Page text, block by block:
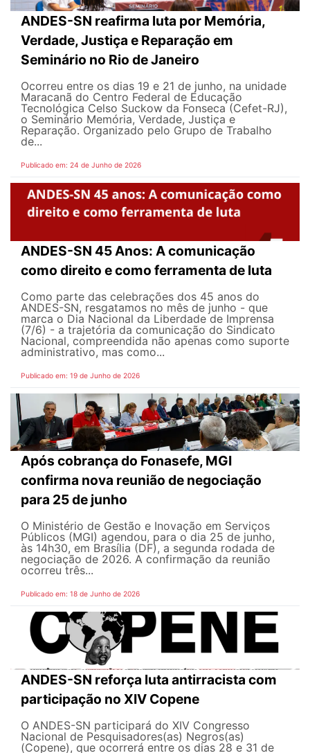
ANDES-SN reafirma luta por Memória,
Verdade, Justiça e Reparação em
Seminário no Rio de Janeiro
Ocorreu entre os dias 19 e 21 de junho, na unidade
Maracanã do Centro Federal de Educação
Tecnológica Celso Suckow da Fonseca (Cefet-RJ),
o Seminário Memória, Verdade, Justiça e
Reparação. Organizado pelo Grupo de Trabalho
de...
Publicado em: 24 de Junho de 2026
ANDES-SN 45 Anos: A comunicação
como direito e como ferramenta de luta
Como parte das celebrações dos 45 anos do
ANDES-SN, resgatamos no mês de junho - que
marca o Dia Nacional da Liberdade de Imprensa
(7/6) - a trajetória da comunicação do Sindicato
Nacional, compreendida não apenas como suporte
administrativo, mas como...
Publicado em: 19 de Junho de 2026
Após cobrança do Fonasefe, MGI
confirma nova reunião de negociação
para 25 de junho
O Ministério de Gestão e Inovação em Serviços
Públicos (MGI) agendou, para o dia 25 de junho,
às 14h30, em Brasília (DF), a segunda rodada de
negociação de 2026. A confirmação da reunião
ocorreu três...
Publicado em: 18 de Junho de 2026
ANDES-SN reforça luta antirracista com
participação no XIV Copene
O ANDES-SN participará do XIV Congresso
Nacional de Pesquisadores(as) Negros(as)
(Copene), que ocorrerá entre os dias 28 e 31 de